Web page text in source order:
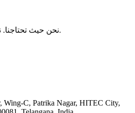
نحن حيث تحتاجنا. نتواصل عالميًا ونقدّم محليًا.
Wing-C, Patrika Nagar, HITEC City,